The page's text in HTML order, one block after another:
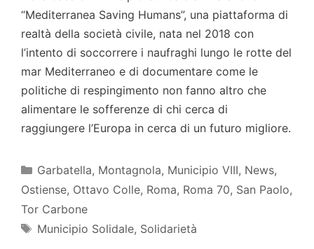
“Mediterranea Saving Humans”, una piattaforma di
realtà della società civile, nata nel 2018 con
l’intento di soccorrere i naufraghi lungo le rotte del
mar Mediterraneo e di documentare come le
politiche di respingimento non fanno altro che
alimentare le sofferenze di chi cerca di
raggiungere l’Europa in cerca di un futuro migliore.
Categorie
Garbatella, Montagnola, Municipio VIII, News,
Ostiense, Ottavo Colle, Roma, Roma 70, San Paolo,
Tor Carbone
Tag
Municipio Solidale, Solidarietà